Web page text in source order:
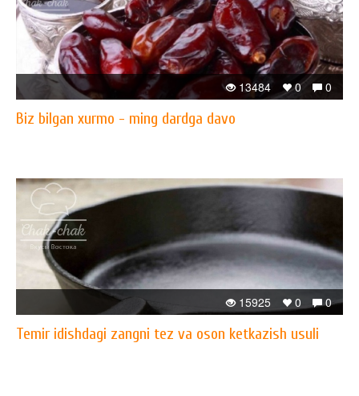
0
0
13484
Biz bilgan xurmo - ming dardga davo
0
0
15925
Temir idishdagi zangni tez va oson ketkazish usuli